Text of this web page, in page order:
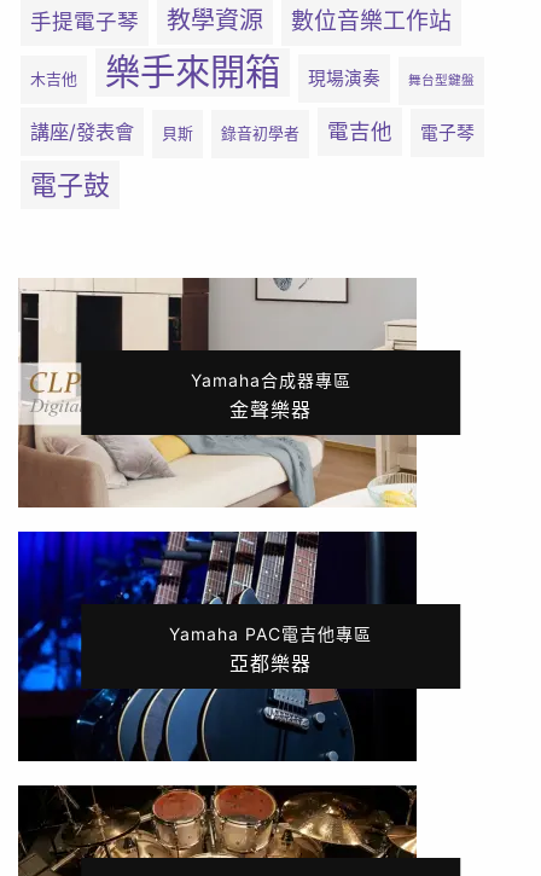
手提電子琴 教學資源 數位音樂工作站
木吉他 樂手來開箱 現場演奏 舞台型鍵盤
講座/發表會 貝斯 錄音初學者 電吉他 電子琴
電子鼓
Yamaha合成器專區
金聲樂器
Yamaha PAC電吉他專區
亞都樂器